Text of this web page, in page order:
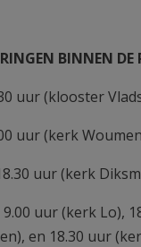
BINNEN DE
uur (klooster
uur (kerk
uur (kerk
9.00 uur (kerk Lo),
en 18.30 uur